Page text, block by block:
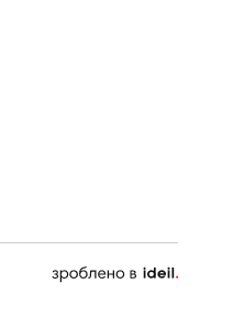
зроблено